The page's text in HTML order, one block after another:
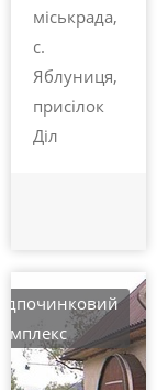
міськрада,
с.
Яблуниця,
присілок
Діл
Відпочинковий
комплекс